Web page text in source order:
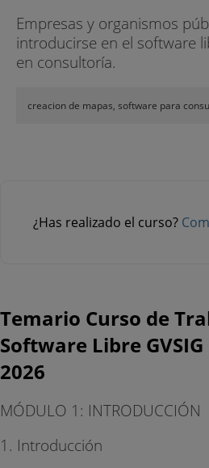
Empresas y organismos
introducirse en el software
en consultoría.
creacion de mapas, software para
¿Has realizado el curso?
Temario Curso de
Software Libre
2026
MÓDULO 1: INTRODUCCIÓN
1. Introducción